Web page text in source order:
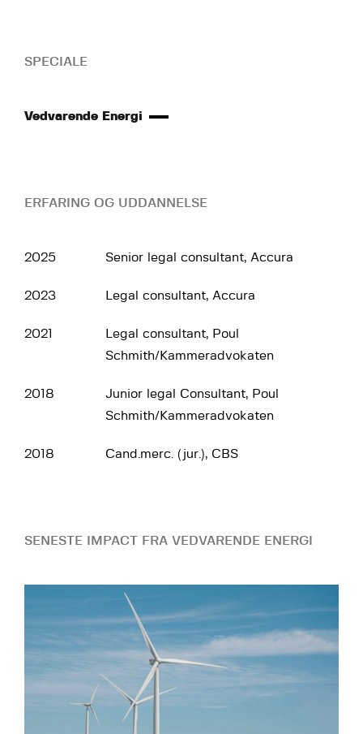
SPECIALE
Vedvarende Energi
ERFARING OG UDDANNELSE
2025 Senior legal consultant, Accura
2023 Legal consultant, Accura
2021
Legal consultant, Poul
Schmith/Kammeradvokaten
2018
Junior legal Consultant, Poul
Schmith/Kammeradvokaten
2018 Cand.merc. (jur.), CBS
SENESTE IMPACT FRA VEDVARENDE ENERGI